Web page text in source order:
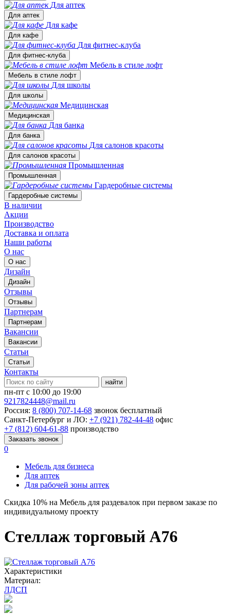
Для аптек
Для аптек
Для кафе
Для кафе
Для фитнес-клуба
Для фитнес-клуба
Мебель в стиле лофт
Мебель в стиле лофт
Для школы
Для школы
Медицинская
Медицинская
Для банка
Для банка
Для салонов красоты
Для салонов красоты
Промышленная
Промышленная
Гардеробные системы
Гардеробные системы
В наличии
Акции
Производство
Доставка и оплата
Наши работы
О нас
О нас
Дизайн
Дизайн
Отзывы
Отзывы
Партнерам
Партнерам
Вакансии
Вакансии
Статьи
Статьи
Контакты
найти
пн-пт с 10:00 до 19:00
9217824448@mail.ru
Россия: 8 (800) 707-14-68 звонок бесплатный
Санкт-Петербург и ЛО: +7 (921) 782-44-48 офис
+7 (812) 604-61-88 производство
Заказать звонок
0
Мебель для бизнеса
Для аптек
Для рабочей зоны аптек
Скидка 10% на Мебель для раздевалок при первом заказе по
индивидуальному проекту
Стеллаж торговый А76
Характеристики
Материал:
ЛДСП